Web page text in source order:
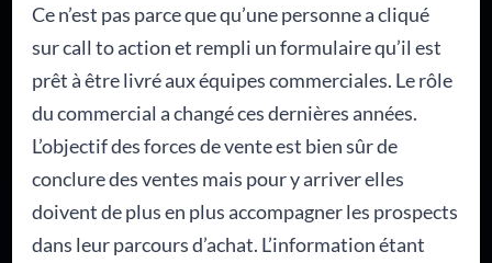
Ce n’est pas parce que qu’une personne a cliqué
sur call to action et rempli un formulaire qu’il est
prêt à être livré aux équipes commerciales. Le rôle
du commercial a changé ces dernières années.
L’objectif des forces de vente est bien sûr de
conclure des ventes mais pour y arriver elles
doivent de plus en plus accompagner les prospects
dans leur parcours d’achat. L’information étant